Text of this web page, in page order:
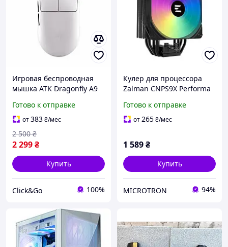
Игровая беспроводная
мышка ATK Dragonfly A9
26000 DPI / 57 г / White /
Белый
Готово к отправке
от383₴/мес
2 299₴
2 500 ₴
Купить
Click&Go 100%
Кулер для процессора
Zalman CNPS9X Performa
Готово к отправке
от265₴/мес
1 589₴
Купить
MICROTRON 94%